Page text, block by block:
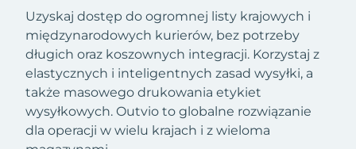
Uzyskaj dostęp do ogromnej listy krajowych i
międzynarodowych kurierów, bez potrzeby
długich oraz koszownych integracji. Korzystaj z
elastycznych i inteligentnych zasad wysyłki, a
także masowego drukowania etykiet
wysyłkowych. Outvio to globalne rozwiązanie
dla operacji w wielu krajach i z wieloma